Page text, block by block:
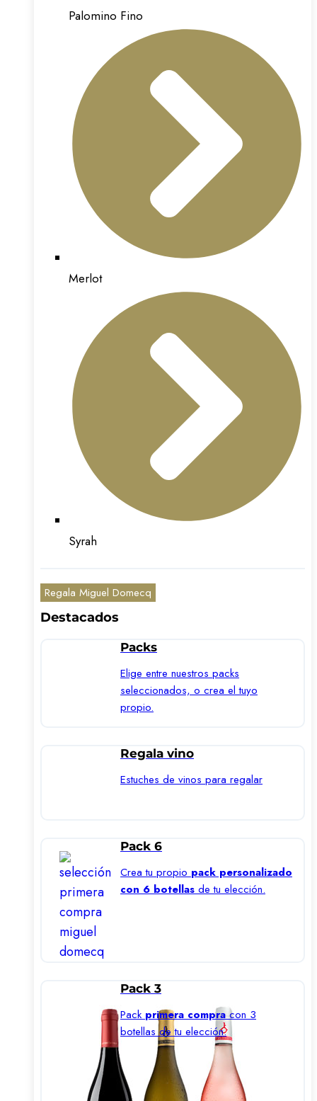
Palomino Fino
Merlot
Syrah
Regala Miguel Domecq
Destacados
Packs
Elige entre nuestros packs
seleccionados, o crea el tuyo
propio.
Regala vino
Estuches de vinos para regalar
Pack 6
Crea tu propio pack personalizado
con 6 botellas de tu elección.
Pack 3
Pack primera compra con 3
botellas de tu elección.